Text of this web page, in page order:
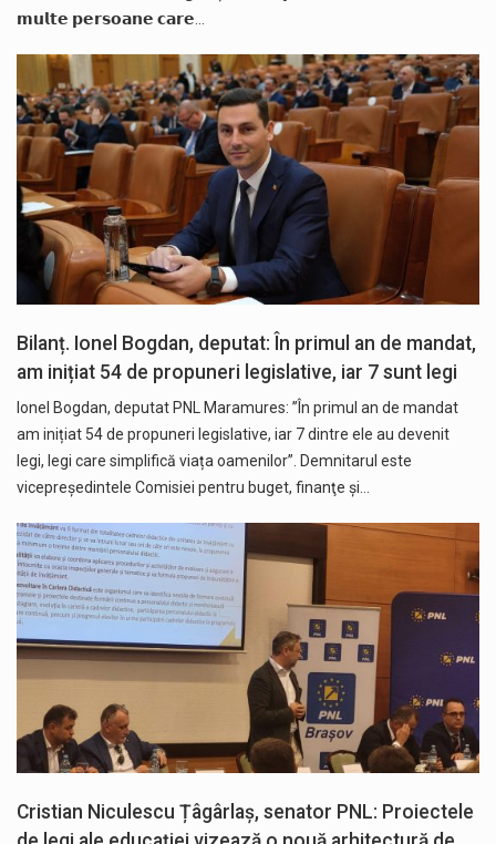
𝗺𝘂𝗹𝘁𝗲 𝗽𝗲𝗿𝘀𝗼𝗮𝗻𝗲 𝗰𝗮𝗿𝗲…
Bilanț. Ionel Bogdan, deputat: În primul an de mandat,
am inițiat 54 de propuneri legislative, iar 7 sunt legi
Ionel Bogdan, deputat PNL Maramures: ”În primul an de mandat
am inițiat 54 de propuneri legislative, iar 7 dintre ele au devenit
legi, legi care simplifică viața oamenilor”. Demnitarul este
vicepreședintele Comisiei pentru buget, finanţe şi…
Cristian Niculescu Țâgârlaș, senator PNL: Proiectele